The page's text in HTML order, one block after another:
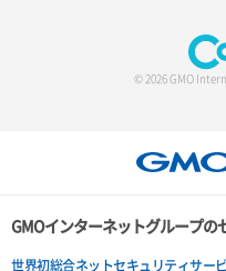
ポートデタッチ
ボリュームアタッチ
© 2026 GMO
GMOインターネットグループの
世界初総合ネットセキュリティサー